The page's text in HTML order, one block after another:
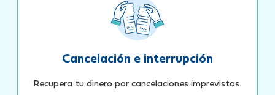
Cancelación e interrupción
Recupera tu dinero por cancelaciones imprevistas.